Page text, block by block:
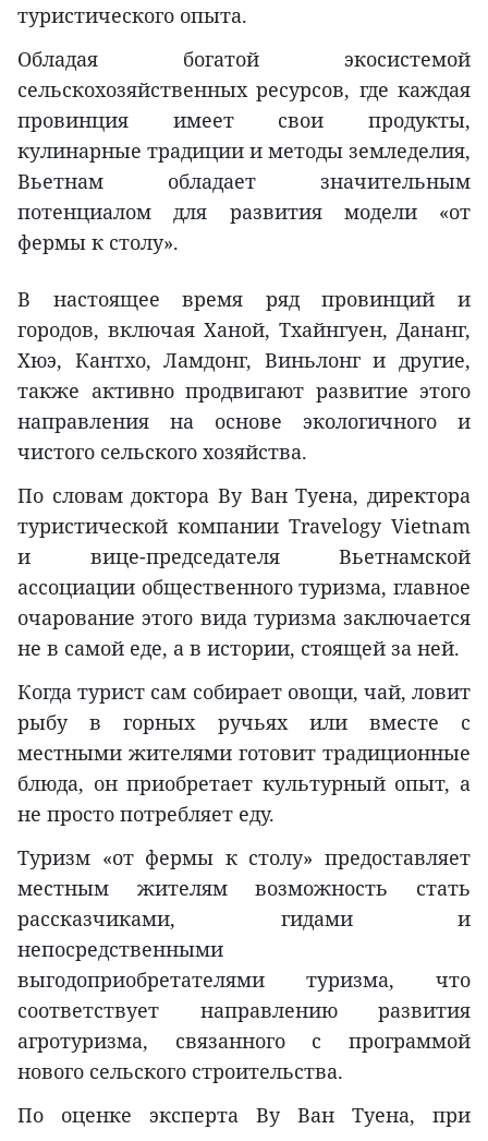
туристического опыта.
Обладая богатой экосистемой
сельскохозяйственных ресурсов, где каждая
провинция имеет свои продукты,
кулинарные традиции и методы земледелия,
Вьетнам обладает значительным
потенциалом для развития модели «от
фермы к столу».
В настоящее время ряд провинций и
городов, включая Ханой, Тхайнгуен, Дананг,
Хюэ, Кантхо, Ламдонг, Виньлонг и другие,
также активно продвигают развитие этого
направления на основе экологичного и
чистого сельского хозяйства.
По словам доктора Ву Ван Туена, директора
туристической компании Travelogy Vietnam
и вице-председателя Вьетнамской
ассоциации общественного туризма, главное
очарование этого вида туризма заключается
не в самой еде, а в истории, стоящей за ней.
Когда турист сам собирает овощи, чай, ловит
рыбу в горных ручьях или вместе с
местными жителями готовит традиционные
блюда, он приобретает культурный опыт, а
не просто потребляет еду.
Туризм «от фермы к столу» предоставляет
местным жителям возможность стать
рассказчиками, гидами и
непосредственными
выгодоприобретателями туризма, что
соответствует направлению развития
агротуризма, связанного с программой
нового сельского строительства.
По оценке эксперта Ву Ван Туена, при